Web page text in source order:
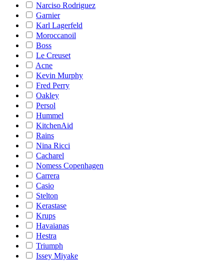
Narciso Rodriguez
Garnier
Karl Lagerfeld
Moroccanoil
Boss
Le Creuset
Acne
Kevin Murphy
Fred Perry
Oakley
Persol
Hummel
KitchenAid
Rains
Nina Ricci
Cacharel
Nomess Copenhagen
Carrera
Casio
Stelton
Kerastase
Krups
Havaianas
Hestra
Triumph
Issey Miyake